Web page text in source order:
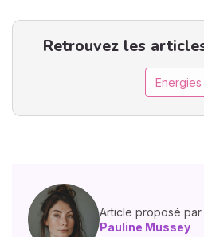
Retrouvez les
Energies
Article proposé par
Pauline Mussey